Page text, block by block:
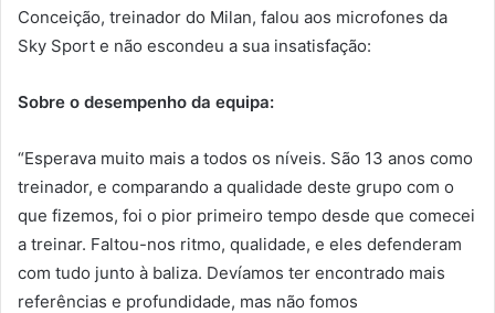
Conceição, treinador do Milan, falou aos microfones da
Sky Sport e não escondeu a sua insatisfação:
Sobre o desempenho da equipa:
“Esperava muito mais a todos os níveis. São 13 anos como
treinador, e comparando a qualidade deste grupo com o
que fizemos, foi o pior primeiro tempo desde que comecei
a treinar. Faltou-nos ritmo, qualidade, e eles defenderam
com tudo junto à baliza. Devíamos ter encontrado mais
referências e profundidade, mas não fomos